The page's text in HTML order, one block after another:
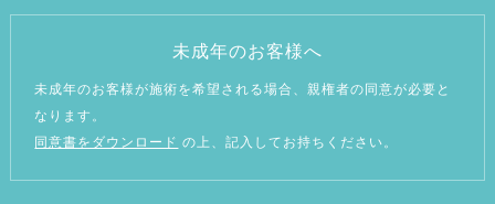
未成年のお客様へ
未成年のお客様が施術を希望される場合、親権者の同意が必要と
なります。
同意書をダウンロード の上、記入してお持ちください。